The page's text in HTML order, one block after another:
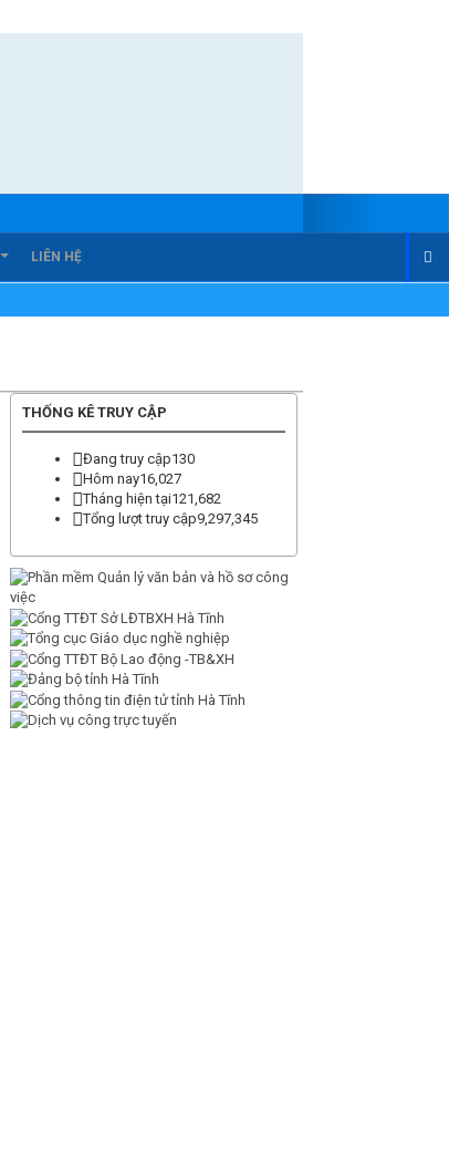
LIÊN HỆ
THỐNG KÊ TRUY CẬP
Đang truy cập130
Hôm nay16,027
Tháng hiện tại121,682
Tổng lượt truy cập9,297,345